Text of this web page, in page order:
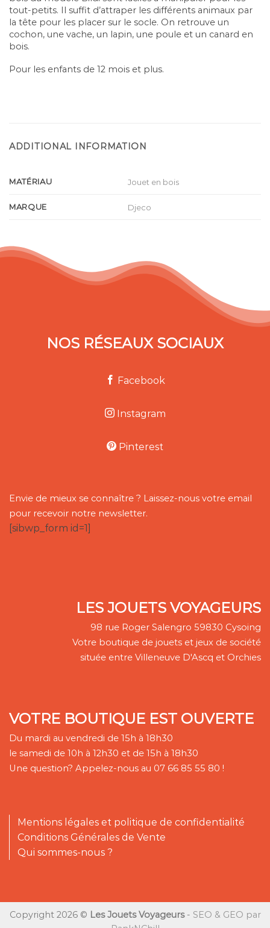
tout-petits. Il suffit d’attraper les différents animaux par
la tête pour les placer sur le socle. On retrouve un
cochon, une vache, un lapin, une poule et un canard en
bois.
Pour les enfants de 12 mois et plus.
ADDITIONAL INFORMATION
MATÉRIAU Jouet en bois
MARQUE Djeco
NOS RÉSEAUX SOCIAUX
Facebook
Instagram
Pinterest
Envie de mieux se connaître ? Laissez-nous votre email
pour recevoir notre newsletter.
[sibwp_form id=1]
LES JOUETS VOYAGEURS
98 rue Roger Salengro 59830 Cysoing
Votre boutique de jouets et jeux de société
située entre Villeneuve D'Ascq et Orchies
VOTRE BOUTIQUE EST OUVERTE
Du mardi au vendredi de 15h à 18h30
le samedi de 10h à 12h30 et de 15h à 18h30
Une question? Appelez-nous au 07 66 85 55 80 !
Mentions légales et politique de confidentialité
Conditions Générales de Vente
Qui sommes-nous ?
Copyright 2026 © Les Jouets Voyageurs- SEO & GEO par